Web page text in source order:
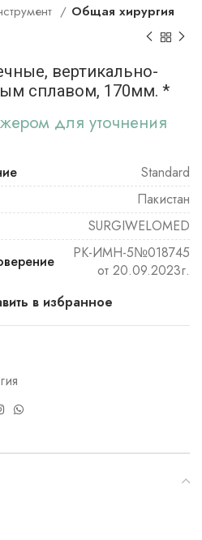
Общая хирургия
вертикально-
сплавом, 170мм. *
для уточнения
Standard
Пакистан
SURGIWELOMED
РК-ИМН-5№018745
от 20.09.2023г.
в избранное